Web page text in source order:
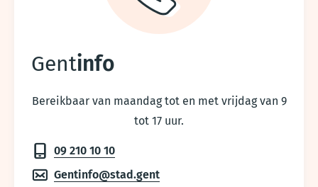
Gentinfo
Bereikbaar van maandag tot en met vrijdag van 9
tot 17 uur.
09 210 10 10
Gentinfo@stad.gent